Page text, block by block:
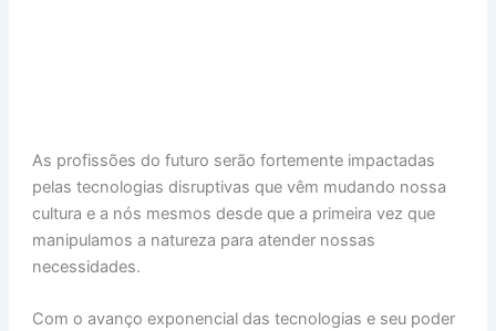
As profissões do futuro serão fortemente impactadas
pelas tecnologias disruptivas que vêm mudando nossa
cultura e a nós mesmos desde que a primeira vez que
manipulamos a natureza para atender nossas
necessidades.
Com o avanço exponencial das tecnologias e seu poder